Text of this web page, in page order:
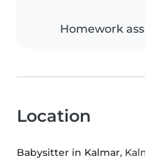
Homework
Location
Babysitter in Kalmar,